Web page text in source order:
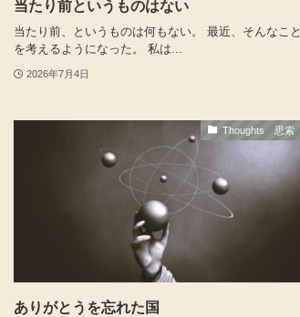
当たり前というものはない
当たり前、というものは何もない。 最近、そんなこと
を考えるようになった。 私は...
2026年7月4日
Thoughts 思索
ありがとうを忘れた国